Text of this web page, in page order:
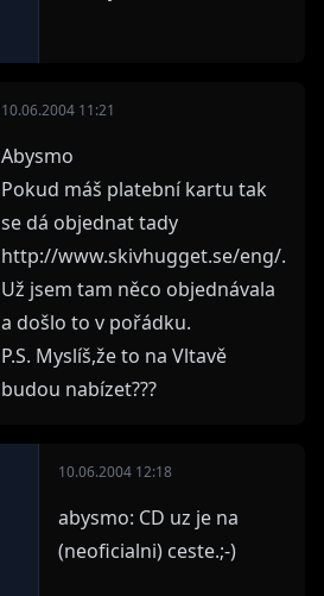
10.06.2004 11:21
Abysmo
Pokud máš platební kartu tak
se dá objednat tady
http://www.skivhugget.se/eng/.
Už jsem tam něco objednávala
a došlo to v pořádku.
P.S. Myslíš,že to na Vltavě
budou nabízet???
10.06.2004 12:18
abysmo: CD uz je na
(neoficialni) ceste.;-)